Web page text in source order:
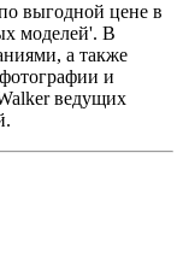
выгодной цене в
моделей'. В
а также
и
ведущих